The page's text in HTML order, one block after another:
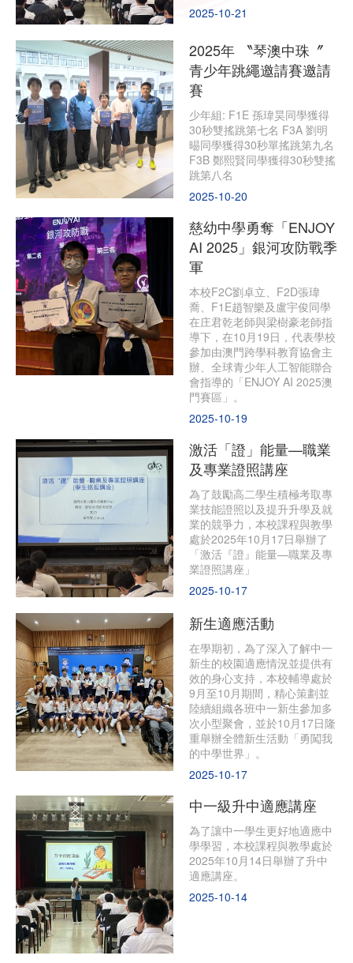
2025-10-21
2025年 〝琴澳中珠〞
青少年跳繩邀請賽邀請
賽
少年組: F1E 孫瑋昊同學獲得
30秒雙搖跳第七名 F3A 劉明
晹同學獲得30秒單搖跳第九名
F3B 鄭熙賢同學獲得30秒雙搖
跳第八名
2025-10-20
慈幼中學勇奪「ENJOY
AI 2025」銀河攻防戰季
軍
本校F2C劉卓立、F2D張瑋
喬、F1E趙智樂及盧宇俊同學
在庄君乾老師與梁樹豪老師指
導下，在10月19日，代表學校
參加由澳門跨學科教育協會主
辦、全球青少年人工智能聯合
會指導的「ENJOY AI 2025澳
門賽區」。
2025-10-19
激活「證」能量—職業
及專業證照講座
為了鼓勵高二學生積極考取專
業技能證照以及提升升學及就
業的競爭力，本校課程與教學
處於2025年10月17日舉辦了
「激活『證』能量—職業及專
業證照講座」
2025-10-17
新生適應活動
在學期初，為了深入了解中一
新生的校園適應情況並提供有
效的身心支持，本校輔導處於
9月至10月期間，精心策劃並
陸續組織各班中一新生參加多
次小型聚會，並於10月17日隆
重舉辦全體新生活動「勇闖我
的中學世界」。
2025-10-17
中一級升中適應講座
為了讓中一學生更好地適應中
學學習，本校課程與教學處於
2025年10月14日舉辦了升中
適應講座。
2025-10-14